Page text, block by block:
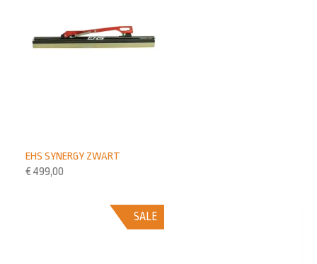
EHS SYNERGY ZWART
€ 499,00
SALE